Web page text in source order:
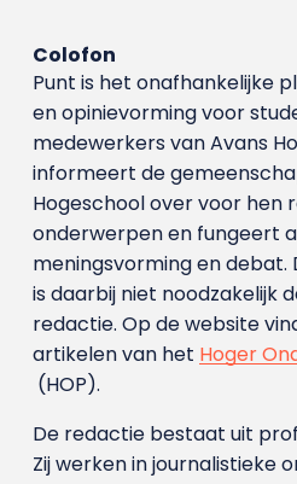
Colofon
Punt is het onafhankelijke
en opinievorming voor
medewerkers van Avans
informeert de
Hogeschool over voor hen
onderwerpen en fungeert
meningsvorming en debat.
is daarbij niet noodzakelijk
redactie. Op de website
artikelen van het Hoger
(HOP).
De redactie bestaat uit
Zij werken in journalistieke